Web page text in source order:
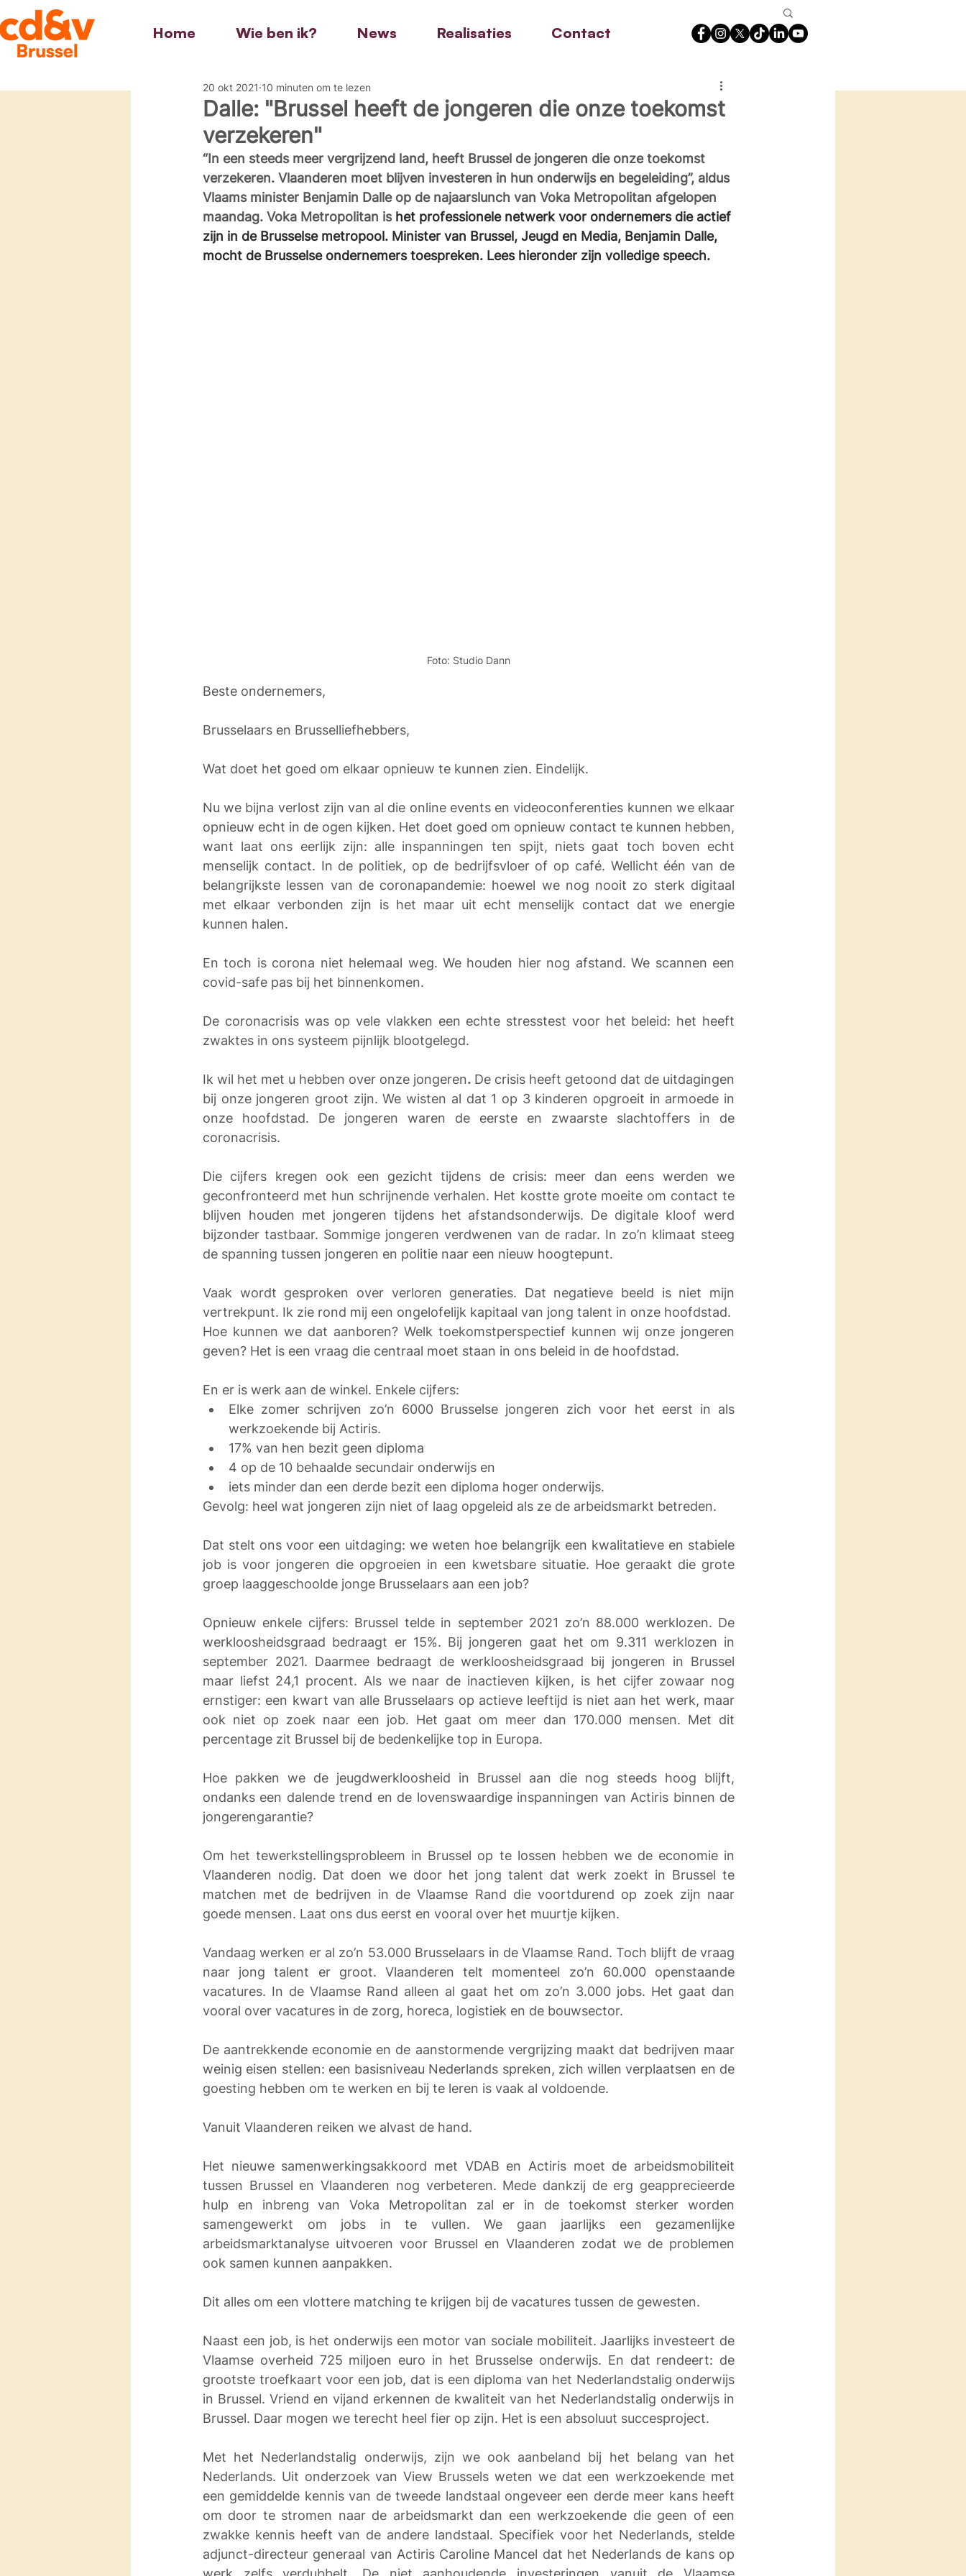
Home Wie ben ik? News Realisaties Contact
Dalle: "Brussel heeft de jongeren die onze toekomst
verzekeren"
20 okt 2021 10 minuten om te lezen
“In een steeds meer vergrijzend land, heeft Brussel de jongeren die onze toekomst
verzekeren. Vlaanderen moet blijven investeren in hun onderwijs en begeleiding”, aldus
Vlaams minister Benjamin Dalle op de najaarslunch van Voka Metropolitan afgelopen
maandag. Voka Metropolitan is het professionele netwerk voor ondernemers die actief
zijn in de Brusselse metropool. Minister van Brussel, Jeugd en Media, Benjamin Dalle,
mocht de Brusselse ondernemers toespreken. Lees hieronder zijn volledige speech.
Foto: Studio Dann
Beste ondernemers,
Brusselaars en Brusselliefhebbers,
Wat doet het goed om elkaar opnieuw te kunnen zien. Eindelijk.
Nu we bijna verlost zijn van al die online events en videoconferenties kunnen we elkaar
opnieuw echt in de ogen kijken. Het doet goed om opnieuw contact te kunnen hebben,
want laat ons eerlijk zijn: alle inspanningen ten spijt, niets gaat toch boven echt
menselijk contact. In de politiek, op de bedrijfsvloer of op café. Wellicht één van de
belangrijkste lessen van de coronapandemie: hoewel we nog nooit zo sterk digitaal
met elkaar verbonden zijn is het maar uit echt menselijk contact dat we energie
kunnen halen.
En toch is corona niet helemaal weg. We houden hier nog afstand. We scannen een
covid-safe pas bij het binnenkomen.
De coronacrisis was op vele vlakken een echte stresstest voor het beleid: het heeft
zwaktes in ons systeem pijnlijk blootgelegd.
Ik wil het met u hebben over onze jongeren. De crisis heeft getoond dat de uitdagingen
bij onze jongeren groot zijn. We wisten al dat 1 op 3 kinderen opgroeit in armoede in
onze hoofdstad. De jongeren waren de eerste en zwaarste slachtoffers in de
coronacrisis.
Die cijfers kregen ook een gezicht tijdens de crisis: meer dan eens werden we
geconfronteerd met hun schrijnende verhalen. Het kostte grote moeite om contact te
blijven houden met jongeren tijdens het afstandsonderwijs. De digitale kloof werd
bijzonder tastbaar. Sommige jongeren verdwenen van de radar. In zo’n klimaat steeg
de spanning tussen jongeren en politie naar een nieuw hoogtepunt.
Vaak wordt gesproken over verloren generaties. Dat negatieve beeld is niet mijn
vertrekpunt. Ik zie rond mij een ongelofelijk kapitaal van jong talent in onze hoofdstad.
Hoe kunnen we dat aanboren? Welk toekomstperspectief kunnen wij onze jongeren
geven? Het is een vraag die centraal moet staan in ons beleid in de hoofdstad.
En er is werk aan de winkel. Enkele cijfers:
Elke zomer schrijven zo’n 6000 Brusselse jongeren zich voor het eerst in als
werkzoekende bij Actiris.
17% van hen bezit geen diploma
4 op de 10 behaalde secundair onderwijs en
iets minder dan een derde bezit een diploma hoger onderwijs.
Gevolg: heel wat jongeren zijn niet of laag opgeleid als ze de arbeidsmarkt betreden.
Dat stelt ons voor een uitdaging: we weten hoe belangrijk een kwalitatieve en stabiele
job is voor jongeren die opgroeien in een kwetsbare situatie. Hoe geraakt die grote
groep laaggeschoolde jonge Brusselaars aan een job?
Opnieuw enkele cijfers: Brussel telde in september 2021 zo’n 88.000 werklozen. De
werkloosheidsgraad bedraagt er 15%. Bij jongeren gaat het om 9.311 werklozen in
september 2021. Daarmee bedraagt de werkloosheidsgraad bij jongeren in Brussel
maar liefst 24,1 procent. Als we naar de inactieven kijken, is het cijfer zowaar nog
ernstiger: een kwart van alle Brusselaars op actieve leeftijd is niet aan het werk, maar
ook niet op zoek naar een job. Het gaat om meer dan 170.000 mensen. Met dit
percentage zit Brussel bij de bedenkelijke top in Europa.
Hoe pakken we de jeugdwerkloosheid in Brussel aan die nog steeds hoog blijft,
ondanks een dalende trend en de lovenswaardige inspanningen van Actiris binnen de
jongerengarantie?
Om het tewerkstellingsprobleem in Brussel op te lossen hebben we de economie in
Vlaanderen nodig. Dat doen we door het jong talent dat werk zoekt in Brussel te
matchen met de bedrijven in de Vlaamse Rand die voortdurend op zoek zijn naar
goede mensen. Laat ons dus eerst en vooral over het muurtje kijken.
Vandaag werken er al zo’n 53.000 Brusselaars in de Vlaamse Rand. Toch blijft de vraag
naar jong talent er groot. Vlaanderen telt momenteel zo’n 60.000 openstaande
vacatures. In de Vlaamse Rand alleen al gaat het om zo’n 3.000 jobs. Het gaat dan
vooral over vacatures in de zorg, horeca, logistiek en de bouwsector.
De aantrekkende economie en de aanstormende vergrijzing maakt dat bedrijven maar
weinig eisen stellen: een basisniveau Nederlands spreken, zich willen verplaatsen en de
goesting hebben om te werken en bij te leren is vaak al voldoende.
Vanuit Vlaanderen reiken we alvast de hand.
Het nieuwe samenwerkingsakkoord met VDAB en Actiris moet de arbeidsmobiliteit
tussen Brussel en Vlaanderen nog verbeteren. Mede dankzij de erg geapprecieerde
hulp en inbreng van Voka Metropolitan zal er in de toekomst sterker worden
samengewerkt om jobs in te vullen. We gaan jaarlijks een gezamenlijke
arbeidsmarktanalyse uitvoeren voor Brussel en Vlaanderen zodat we de problemen
ook samen kunnen aanpakken.
Dit alles om een vlottere matching te krijgen bij de vacatures tussen de gewesten.
Naast een job, is het onderwijs een motor van sociale mobiliteit. Jaarlijks investeert de
Vlaamse overheid 725 miljoen euro in het Brusselse onderwijs. En dat rendeert: de
grootste troefkaart voor een job, dat is een diploma van het Nederlandstalig onderwijs
in Brussel. Vriend en vijand erkennen de kwaliteit van het Nederlandstalig onderwijs in
Brussel. Daar mogen we terecht heel fier op zijn. Het is een absoluut succesproject.
Met het Nederlandstalig onderwijs, zijn we ook aanbeland bij het belang van het
Nederlands. Uit onderzoek van View Brussels weten we dat een werkzoekende met
een gemiddelde kennis van de tweede landstaal ongeveer een derde meer kans heeft
om door te stromen naar de arbeidsmarkt dan een werkzoekende die geen of een
zwakke kennis heeft van de andere landstaal. Specifiek voor het Nederlands, stelde
adjunct-directeur generaal van Actiris Caroline Mancel dat het Nederlands de kans op